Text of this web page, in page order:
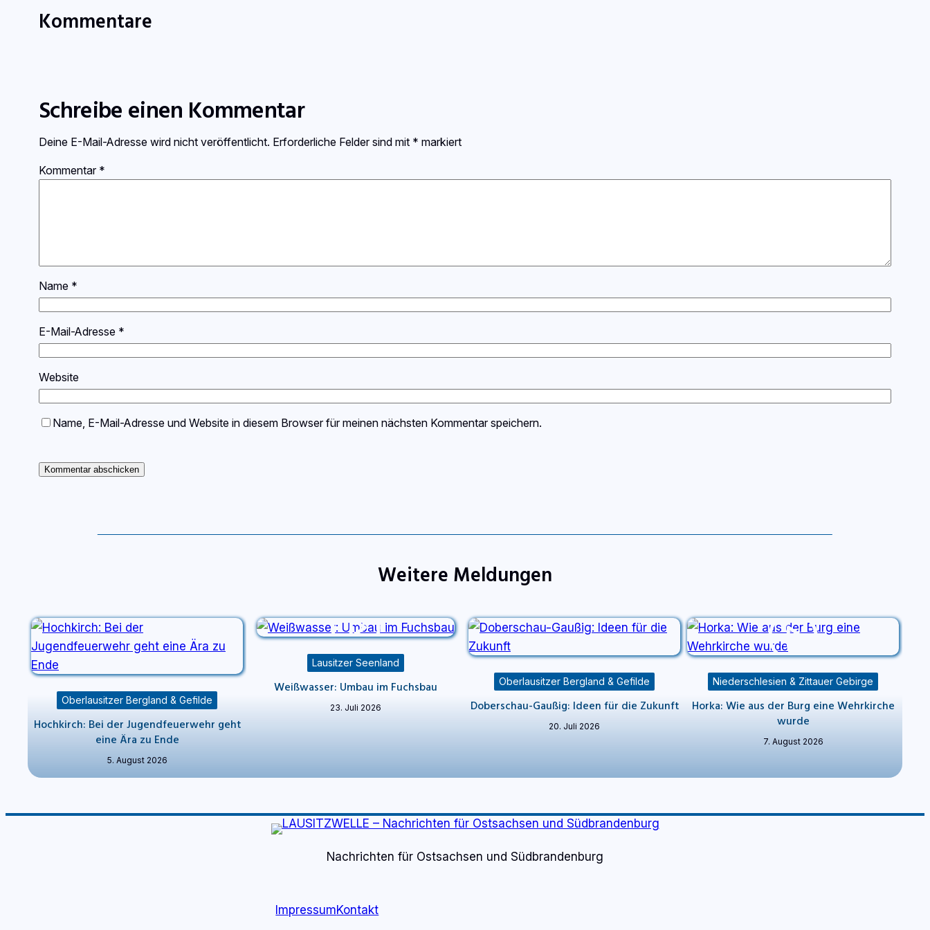
Kommentare
Schreibe einen Kommentar
Deine E-Mail-Adresse wird nicht veröffentlicht. Erforderliche Felder sind mit * markiert
Kommentar *
Name *
E-Mail-Adresse *
Website
Name, E-Mail-Adresse und Website in diesem Browser für meinen nächsten Kommentar speichern.
Weitere Meldungen
Oberlausitzer Bergland & Gefilde
Hochkirch: Bei der Jugendfeuerwehr geht
eine Ära zu Ende
5. August 2026
Lausitzer Seenland
Weißwasser: Umbau im Fuchsbau
23. Juli 2026
Oberlausitzer Bergland & Gefilde
Doberschau-Gaußig: Ideen für die Zukunft
20. Juli 2026
Niederschlesien & Zittauer Gebirge
Horka: Wie aus der Burg eine Wehrkirche
wurde
7. August 2026
Nachrichten für Ostsachsen und Südbrandenburg
ImpressumKontakt